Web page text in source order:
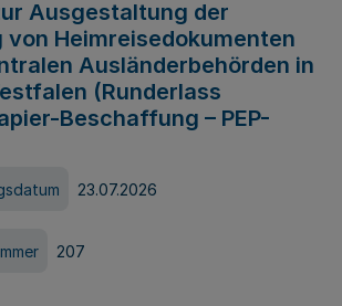
Ausgestaltung der
Heimreisedokumenten
Ausländerbehörden in
(Runderlass
Beschaffung – PEP-
23.07.2026
207